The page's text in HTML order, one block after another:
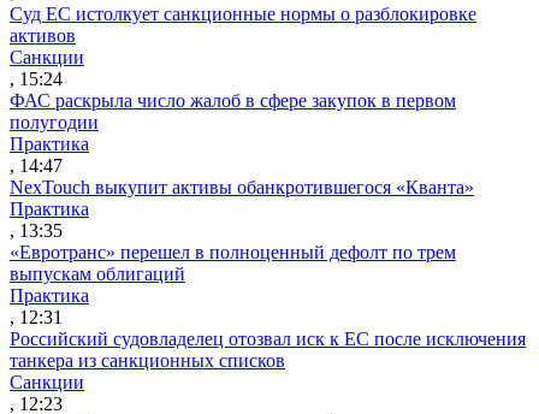
Суд ЕС истолкует санкционные нормы о разблокировке
активов
Санкции
, 15:24
ФАС раскрыла число жалоб в сфере закупок в первом
полугодии
Практика
, 14:47
NexTouch выкупит активы обанкротившегося «Кванта»
Практика
, 13:35
«Евротранс» перешел в полноценный дефолт по трем
выпускам облигаций
Практика
, 12:31
Российский судовладелец отозвал иск к ЕС после исключения
танкера из санкционных списков
Санкции
, 12:23